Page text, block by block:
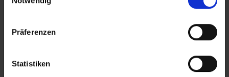
sie im Rahmen Ihrer Nutzung der Dienste gesammelt
haben. Sofern Sie Ihre Einwilligung nicht erteilen, kann
die Funktion unserer Website möglicherweise
Präferenzen
Statistiken